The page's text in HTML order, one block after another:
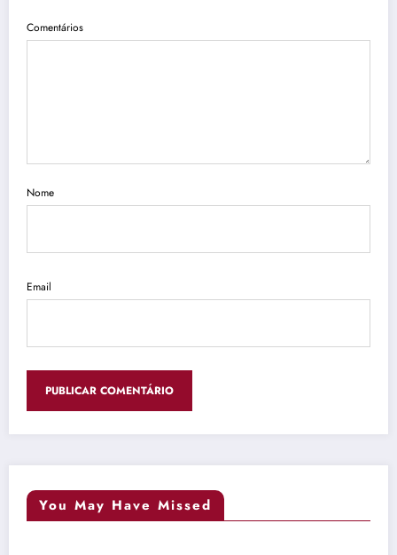
Comentários
Nome
Email
You May Have Missed